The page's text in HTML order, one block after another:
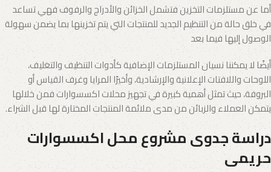
أما عن مستلزمات التخزين فتشمل الخزائن والأدراج والرفوف فهي تساعد
في خلق حالة من التنظيم الجديد للمنتجات التي يتم تخزينها بما يضمن سهولة
الوصول إليها فيما بعد
أيضًا لا يمكننا نسيان المستلزمات الإضافية كأدوات التنظيف والتغليف،
اللوحات واللافتات الإعلانية والإرشادية، وأخيرًا المرايا وغرف القياس أو
البروفة، حيث تمثل أهمية كبيرة في تجهيز محلات اكسسوارات فمن خلالها
يتمكن العملاء والزبائن من مدى ملائمة المنتجات المختارة لها قبل الشراء.
دراسة جدوى مشروع محل اكسسوارات
حريمى